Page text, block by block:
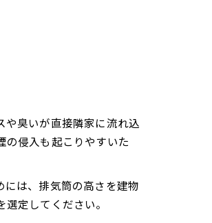
や臭いが直接隣家に流れ込
の侵入も起こりやすいた
は、排気筒の高さを建物
定してください。